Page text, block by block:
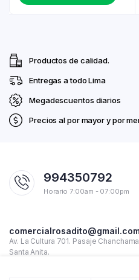
Productos de calidad.
Entregas a todo Lima
Megadescuentos diarios
Precios al por mayor y por
994350792
Horario 7:00am - 07:00pm
Av. La Cultura 701. Pasaje
Santa Anita.